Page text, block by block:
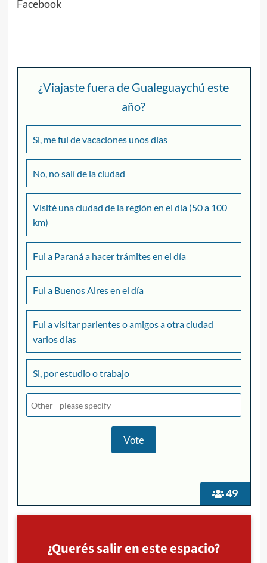
Facebook
49
¿Viajaste fuera de Gualeguaychú este
año?
Si, me fui de vacaciones unos días
No, no salí de la ciudad
Visité una ciudad de la región en el día (50 a 100
km)
Fui a Paraná a hacer trámites en el día
Fui a Buenos Aires en el día
Fui a visitar parientes o amigos a otra ciudad
varios días
Si, por estudio o trabajo
¿Querés salir en este espacio?